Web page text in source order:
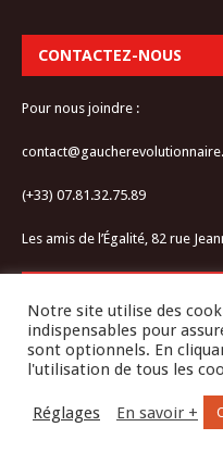
CONTACTEZ-NOUS
Pour nous joindre :
(+33) 07.81.32.75.89
Les amis de l’Égalité, 82 rue
Notre site utilise des
indispensables pour
sont optionnels. En
l'utilisation de tous les
Réglages En savoir +